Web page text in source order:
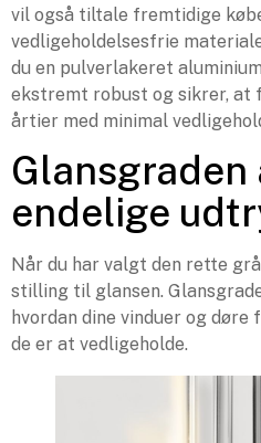
vil også tiltale fremtidige
vedligeholdelsesfrie
du en pulverlakeret
ekstremt robust og sikrer, at
årtier med minimal
endelige
Når du har valgt den rette
stilling til glansen.
hvordan dine vinduer og døre
de er at vedligeholde.